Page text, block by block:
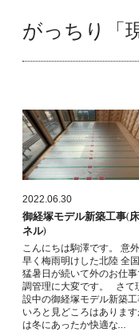
がっちり「
2022.06.30
御経塚モデル新築工事(
ネル)
こんにちは駒澤です。 意
早く梅雨明けした北陸 全
猛暑日が続いて外のお仕
調管理に大変です。 さて
設中の御経塚モデル新築工
いろと見どころはあります
は冬にあったか快適な…